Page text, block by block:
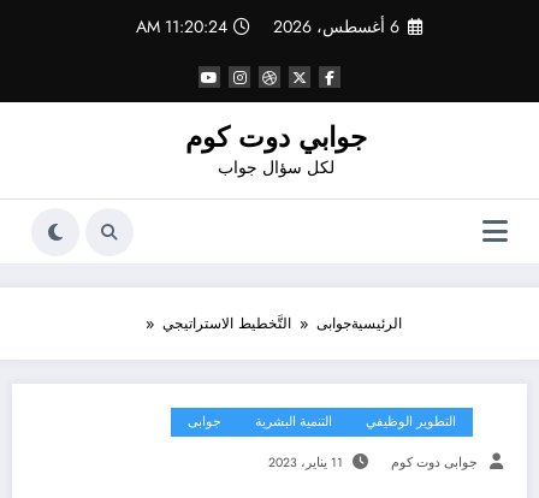
6 أغسطس، 2026 11:20:25 AM
جوابي دوت كوم
لكل سؤال جواب
الرئيسيةجوابى التَّخطيط الاستراتيجي
التطوير الوظيفي التنمية البشرية جوابى
جوابى دوت كوم 11 يناير، 2023